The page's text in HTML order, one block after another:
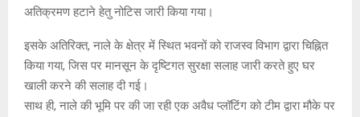
अतिक्रमण हटाने हेतु नोटिस जारी किया गया।
इसके अतिरिक्त, नाले के क्षेत्र में स्थित भवनों को राजस्व विभाग द्वारा चिह्नित
किया गया, जिस पर मानसून के दृष्टिगत सुरक्षा सलाह जारी करते हुए घर
खाली करने की सलाह दी गई।
साथ ही, नाले की भूमि पर की जा रही एक अवैध प्लॉटिंग को टीम द्वारा मौके पर